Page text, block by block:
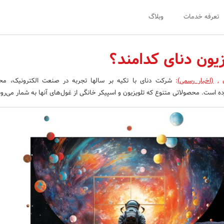
تعرفه خدمات وبلاگ
دنای کدامند؟
,(اخبار رسمی):شرکت دنای با تکیه بر سالها تجربه در صنعت الکترونیک،
است. محصولاتی متنوع که تلویزیون و اسپیکر خانگی از غول‌های آنها به شمار